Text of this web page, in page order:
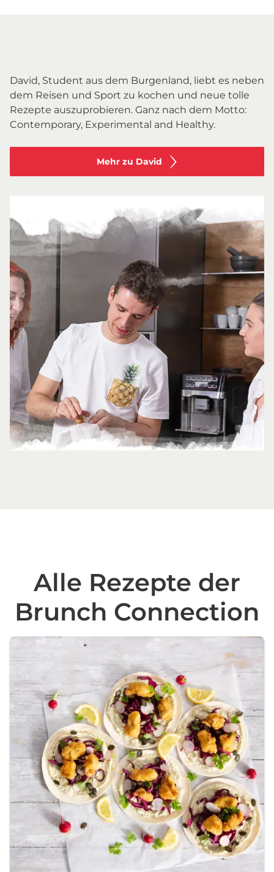
David, Student aus dem Burgenland, liebt es neben
dem Reisen und Sport zu kochen und neue tolle
Rezepte auszuprobieren. Ganz nach dem Motto:
Contemporary, Experimental and Healthy.
Mehr zu David
Alle Rezepte der
Brunch Connection